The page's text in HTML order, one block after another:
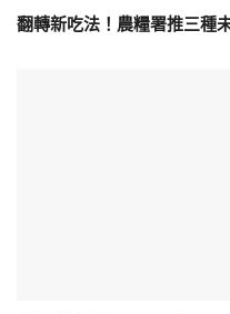
翻轉新吃法！農糧署推三種